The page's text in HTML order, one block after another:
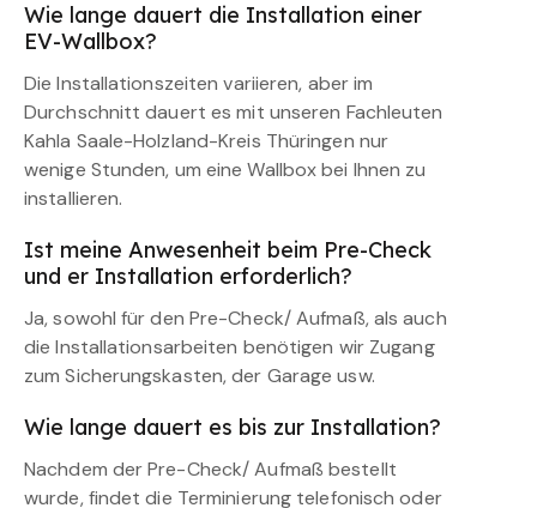
Wie lange dauert die Installation einer
EV-Wallbox?
Die Installationszeiten variieren, aber im
Durchschnitt dauert es mit unseren Fachleuten
Kahla Saale-Holzland-Kreis Thüringen nur
wenige Stunden, um eine Wallbox bei Ihnen zu
installieren.
Ist meine Anwesenheit beim Pre-Check
und er Installation erforderlich?
Ja, sowohl für den Pre-Check/ Aufmaß, als auch
die Installationsarbeiten benötigen wir Zugang
zum Sicherungskasten, der Garage usw.
Wie lange dauert es bis zur Installation?
Nachdem der Pre-Check/ Aufmaß bestellt
wurde, findet die Terminierung telefonisch oder